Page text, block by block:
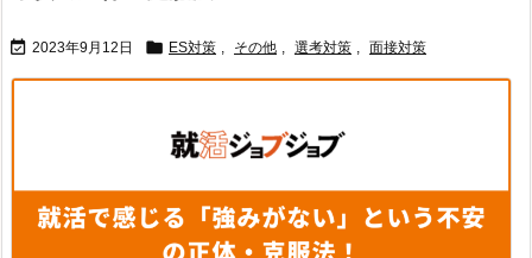
 2023年9月12日  ES対策 , その他 , 選考対策 , 面接対策